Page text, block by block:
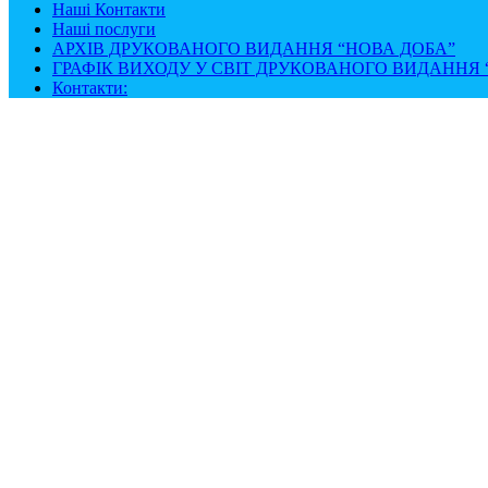
Наші Контакти
Наші послуги
АРХІВ ДРУКОВАНОГО ВИДАННЯ “НОВА ДОБА”
ГРАФІК ВИХОДУ У СВІТ ДРУКОВАНОГО ВИДАННЯ
Контакти: